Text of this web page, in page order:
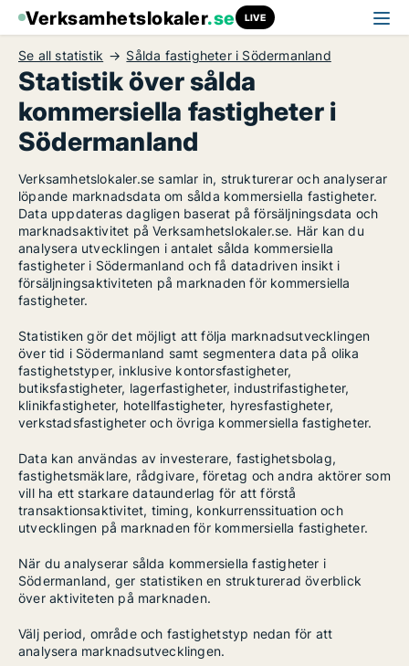
Verksamhetslokaler.se LIVE
Se all statistik Sålda fastigheter i Södermanland
Statistik över sålda
kommersiella fastigheter i
Södermanland
Verksamhetslokaler.se samlar in, strukturerar och analyserar
löpande marknadsdata om sålda kommersiella fastigheter.
Data uppdateras dagligen baserat på försäljningsdata och
marknadsaktivitet på Verksamhetslokaler.se. Här kan du
analysera utvecklingen i antalet sålda kommersiella
fastigheter i Södermanland och få datadriven insikt i
försäljningsaktiviteten på marknaden för kommersiella
fastigheter.
Statistiken gör det möjligt att följa marknadsutvecklingen
över tid i Södermanland samt segmentera data på olika
fastighetstyper, inklusive kontorsfastigheter,
butiksfastigheter, lagerfastigheter, industrifastigheter,
klinikfastigheter, hotellfastigheter, hyresfastigheter,
verkstadsfastigheter och övriga kommersiella fastigheter.
Data kan användas av investerare, fastighetsbolag,
fastighetsmäklare, rådgivare, företag och andra aktörer som
vill ha ett starkare dataunderlag för att förstå
transaktionsaktivitet, timing, konkurrenssituation och
utvecklingen på marknaden för kommersiella fastigheter.
När du analyserar sålda kommersiella fastigheter i
Södermanland, ger statistiken en strukturerad överblick
över aktiviteten på marknaden.
Välj period, område och fastighetstyp nedan för att
analysera marknadsutvecklingen.